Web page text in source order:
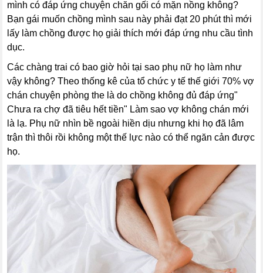
mình có đáp ứng chuyện chăn gối có mặn nồng không?
Bạn gái muốn chồng mình sau này phải đạt 20 phút thì mới
lấy làm chồng được họ giải thích mới đáp ứng nhu cầu tình
dục.
Các chàng trai có bao giờ hỏi tại sao phụ nữ họ làm như
vậy không? Theo thống kê của tổ chức y tế thế giới 70% vợ
chán chuyện phòng the là do chồng không đủ đáp ứng"
Chưa ra chợ đã tiêu hết tiền" Làm sao vợ không chán mới
là lạ. Phụ nữ nhìn bề ngoài hiền dịu nhưng khi họ đã lâm
trận thì thôi rồi không một thế lực nào có thể ngăn cản được
họ.